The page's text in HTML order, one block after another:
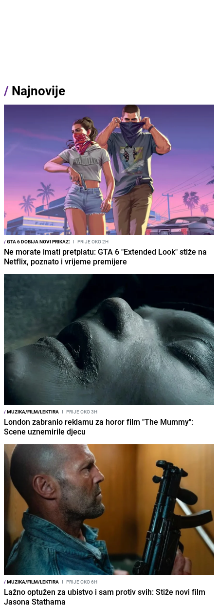
/ Najnovije
/GTA 6 DOBIJA NOVI PRIKAZ: I PRIJE OKO 2H
Ne morate imati pretplatu: GTA 6 "Extended Look" stiže na
Netflix, poznato i vrijeme premijere
/MUZIKA/FILM/LEKTIRA I PRIJE OKO 3H
London zabranio reklamu za horor film "The Mummy":
Scene uznemirile djecu
/MUZIKA/FILM/LEKTIRA I PRIJE OKO 6H
Lažno optužen za ubistvo i sam protiv svih: Stiže novi film
Jasona Stathama